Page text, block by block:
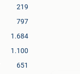
219
797
1.684
1.100
651